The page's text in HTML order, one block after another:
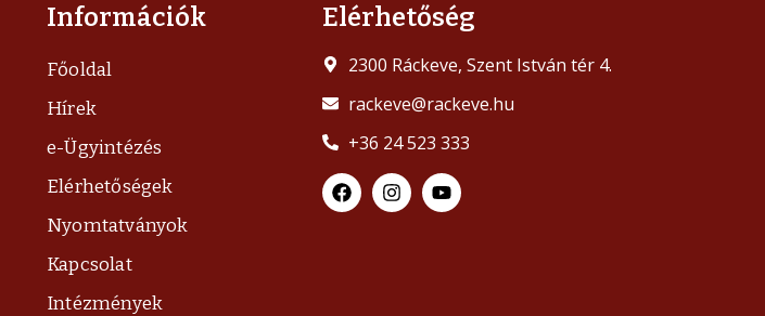
Információk
Főoldal
Hírek
e-Ügyintézés
Elérhetőségek
Nyomtatványok
Kapcsolat
Intézmények
Elérhetőség
2300 Ráckeve, Szent István tér 4.
rackeve@rackeve.hu
+36 24 523 333